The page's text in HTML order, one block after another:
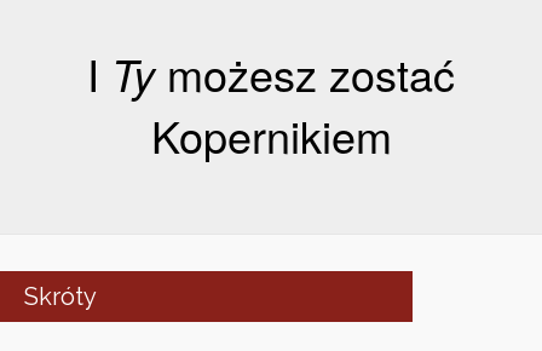
I Tymożesz zostać
Kopernikiem
Skróty